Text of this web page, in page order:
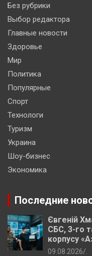
Без рубрики
Выбор редактора
Главные новости
Здоровье
Мир
Политика
Популярные
Спорт
Технологи
Туризм
Украина
Шоу-бизнес
Экономика
Последние
Євгеній
СБС, 3-го
корпусу
09.08.2026